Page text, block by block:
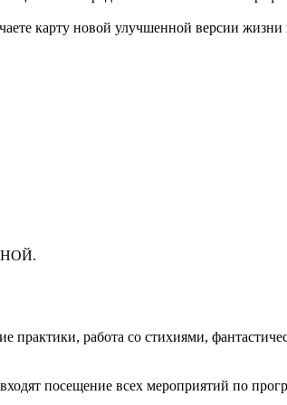
карту новой улучшенной версии
работа со стихиями,
посещение всех мероприятий по